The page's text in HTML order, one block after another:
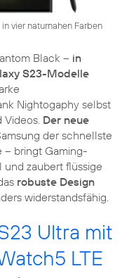
vier naturnahen Farben
Black – in
S23-Modelle
Nightogaphy selbst
Der neue
der schnellste
– bringt Gaming-
und zaubert flüssige
robuste Design
widerstandsfähig.
Ultra mit
LTE